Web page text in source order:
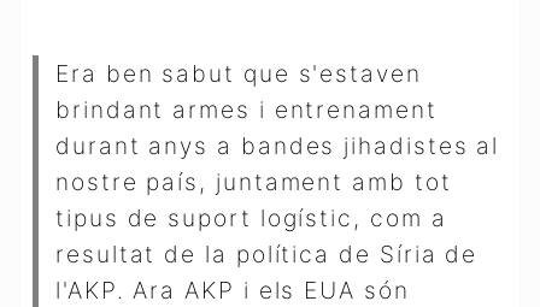
Era ben sabut que s'estaven
brindant armes i entrenament
durant anys a bandes jihadistes al
nostre país, juntament amb tot
tipus de suport logístic, com a
resultat de la política de Síria de
l'AKP. Ara AKP i els EUA són